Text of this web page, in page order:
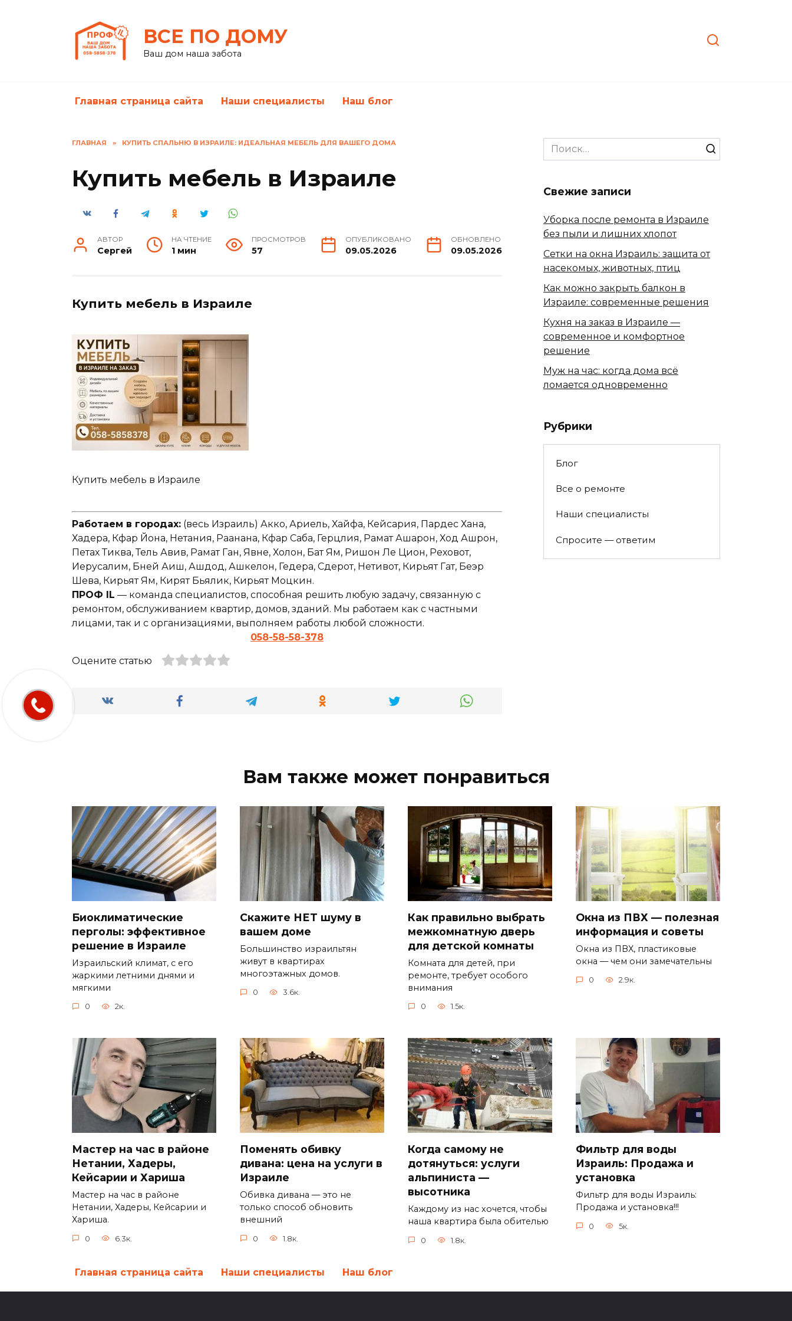
ВСЕ ПО ДОМУ
Ваш дом наша забота
Главная страница сайта Наши специалисты Наш блог
ГЛАВНАЯ » КУПИТЬ СПАЛЬНЮ В ИЗРАИЛЕ: ИДЕАЛЬНАЯ МЕБЕЛЬ ДЛЯ ВАШЕГО ДОМА
Купить мебель в Израиле
АВТОР
Сергей
НА ЧТЕНИЕ
1 мин
ПРОСМОТРОВ
57
ОПУБЛИКОВАНО
09.05.2026
ОБНОВЛЕНО
09.05.2026
Купить мебель в Израиле
Купить мебель в Израиле
Работаем в городах: (весь Израиль) Акко, Ариель, Хайфа, Кейсария, Пардес Хана,
Хадера, Кфар Йона, Нетания, Раанана, Кфар Саба, Герцлия, Рамат Ашарон, Ход Ашрон,
Петах Тиква, Тель Авив, Рамат Ган, Явне, Холон, Бат Ям, Ришон Ле Цион, Реховот,
Иерусалим, Бней Аиш, Ашдод, Ашкелон, Гедера, Сдерот, Нетивот, Кирьят Гат, Беэр
Шева, Кирьят Ям, Кирят Бьялик, Кирьят Моцкин.
ПРОФ IL — команда специалистов, способная решить любую задачу, связанную с
ремонтом, обслуживанием квартир, домов, зданий. Мы работаем как с частными
лицами, так и с организациями, выполняем работы любой сложности.
058-58-58-378
Оцените статью
Search
for:
Свежие записи
Уборка после ремонта в Израиле
без пыли и лишних хлопот
Сетки на окна Израиль: защита от
насекомых, животных, птиц
Как можно закрыть балкон в
Израиле: современные решения
Кухня на заказ в Израиле —
современное и комфортное
решение
Муж на час: когда дома всё
ломается одновременно
Рубрики
Блог
Все о ремонте
Наши специалисты
Спросите — ответим
Вам также может понравиться
Биоклиматические
перголы: эффективное
решение в Израиле
Израильский климат, с его
жаркими летними днями и
мягкими
0 2к.
Скажите НЕТ шуму в
вашем доме
Большинство израильтян
живут в квартирах
многоэтажных домов.
0 3.6к.
Как правильно выбрать
межкомнатную дверь
для детской комнаты
Комната для детей, при
ремонте, требует особого
внимания
0 1.5к.
Окна из ПВХ — полезная
информация и советы
Окна из ПВХ, пластиковые
окна — чем они замечательны
0 2.9к.
Мастер на час в районе
Нетании, Хадеры,
Кейсарии и Хариша
Мастер на час в районе
Нетании, Хадеры, Кейсарии и
Хариша.
0 6.3к.
Поменять обивку
дивана: цена на услуги в
Израиле
Обивка дивана — это не
только способ обновить
внешний
0 1.8к.
Когда самому не
дотянуться: услуги
альпиниста —
высотника
Каждому из нас хочется, чтобы
наша квартира была обителью
0 1.8к.
Фильтр для воды
Израиль: Продажа и
установка
Фильтр для воды Израиль:
Продажа и установка!!!
0 5к.
Главная страница сайта Наши специалисты Наш блог